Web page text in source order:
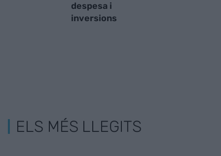
despesa i
inversions
ELS MÉS LLEGITS